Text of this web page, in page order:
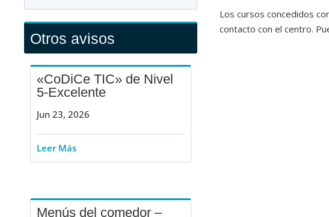
Otros avisos
«CoDiCe TIC» de Nivel
5-Excelente
Jun 23, 2026
Leer Más
Menús del comedor –
Los cursos concedidos
contacto con el centro.